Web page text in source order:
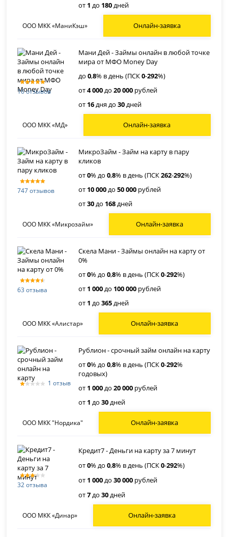
от 1 до 180дней
ООО МКК «МаниКэш» Онлайн-заявка
16 отзывов
Мани Дей - Займы онлайн в любой точке
мира от МФО Money Day
до0,8% в день (ПСК0-292%)
от4 000до20 000 рублей
от 16дня до30дней
ООО МКК «МД» Онлайн-заявка
747 отзывов
МикроЗайм - Займ на карту в пару
кликов
от0% до0,8% в день (ПСК262-292%)
от 10 000до50 000 рублей
от30до 168дней
ООО МКК «Микрозайм» Онлайн-заявка
63 отзыва
Скела Мани - Займы онлайн на карту от
0%
от0% до0,8% в день (ПСК0-292%)
от 1 000до 100 000 рублей
от 1 до365дней
ООО МКК «Алистар» Онлайн-заявка
1 отзыв
Рублион - срочный займ онлайн на карту
от0% до0,8% в день (ПСК0-292%
годовых)
от 1 000до20 000 рублей
от 1 до30дней
ООО МКК "Нордика" Онлайн-заявка
32 отзыва
Кредит7 - Деньги на карту за 7 минут
от0% до0,8% в день (ПСК0-292%)
от 1 000до30 000 рублей
от7до30дней
ООО МКК «Динар» Онлайн-заявка